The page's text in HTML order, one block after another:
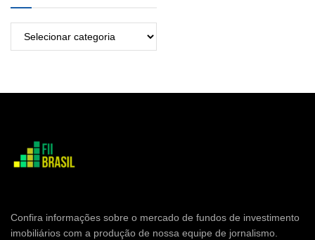
Confira informações sobre o mercado de fundos de investimento
imobiliários com a produção de nossa equipe de jornalismo.